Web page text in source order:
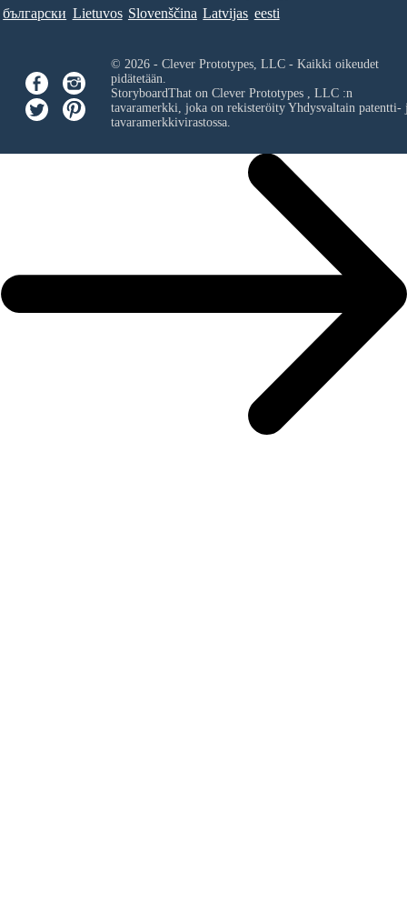
български Lietuvos Slovenščina Latvijas eesti
© 2026 - Clever Prototypes, LLC - Kaikki oikeudet
pidätetään.
StoryboardThat on Clever Prototypes , LLC:n
tavaramerkki, joka on rekisteröity Yhdysvaltain patentti-
tavaramerkkivirastossa.